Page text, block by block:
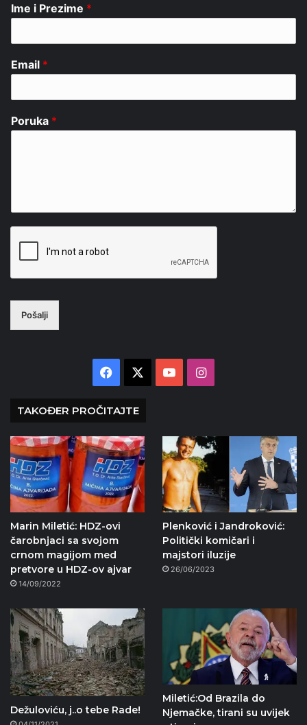
Ime i Prezime *
Email *
Poruka *
Pošalji
Facebook YouTubeInstagram
TAKOĐER PROČITAJTE
Marin Miletić: HDZ-ovi
čarobnjaci sa svojom
crnom magijom med
pretvore u HDZ-ov ajvar
14/09/2022
Plenković i Jandroković:
Politički komičari i
majstori iluzije
26/06/2023
Dežuloviću, j..o tebe Rade!
Miletić:Od Brazila do
Njemačke, tirani su uvijek